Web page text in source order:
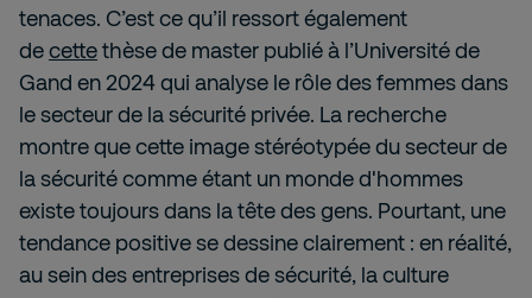
tenaces. C’est ce qu’il ressort également
decettethèse de master publié à l’Université de
Gand en 2024 qui analyse le rôle des femmes dans
le secteur de la sécurité privée. La recherche
montre que cette image stéréotypée du secteur de
la sécurité comme étant un monde d'hommes
existe toujours dans la tête des gens. Pourtant, une
tendance positive se dessine clairement : en réalité,
au sein des entreprises de sécurité, la culture